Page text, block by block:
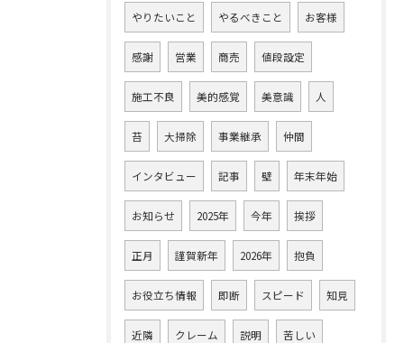
やりたいこと やるべきこと お客様
感謝 営業 商売 値段設定
施工不良 美的感覚 美意識 人
苔 大掃除 事業継承 仲間
インタビュー 記事 壁 年末年始
お知らせ 2025年 今年 挨拶
正月 謹賀新年 2026年 抱負
お役立ち情報 即断 スピード 知見
近隣 クレーム 説明 苦しい